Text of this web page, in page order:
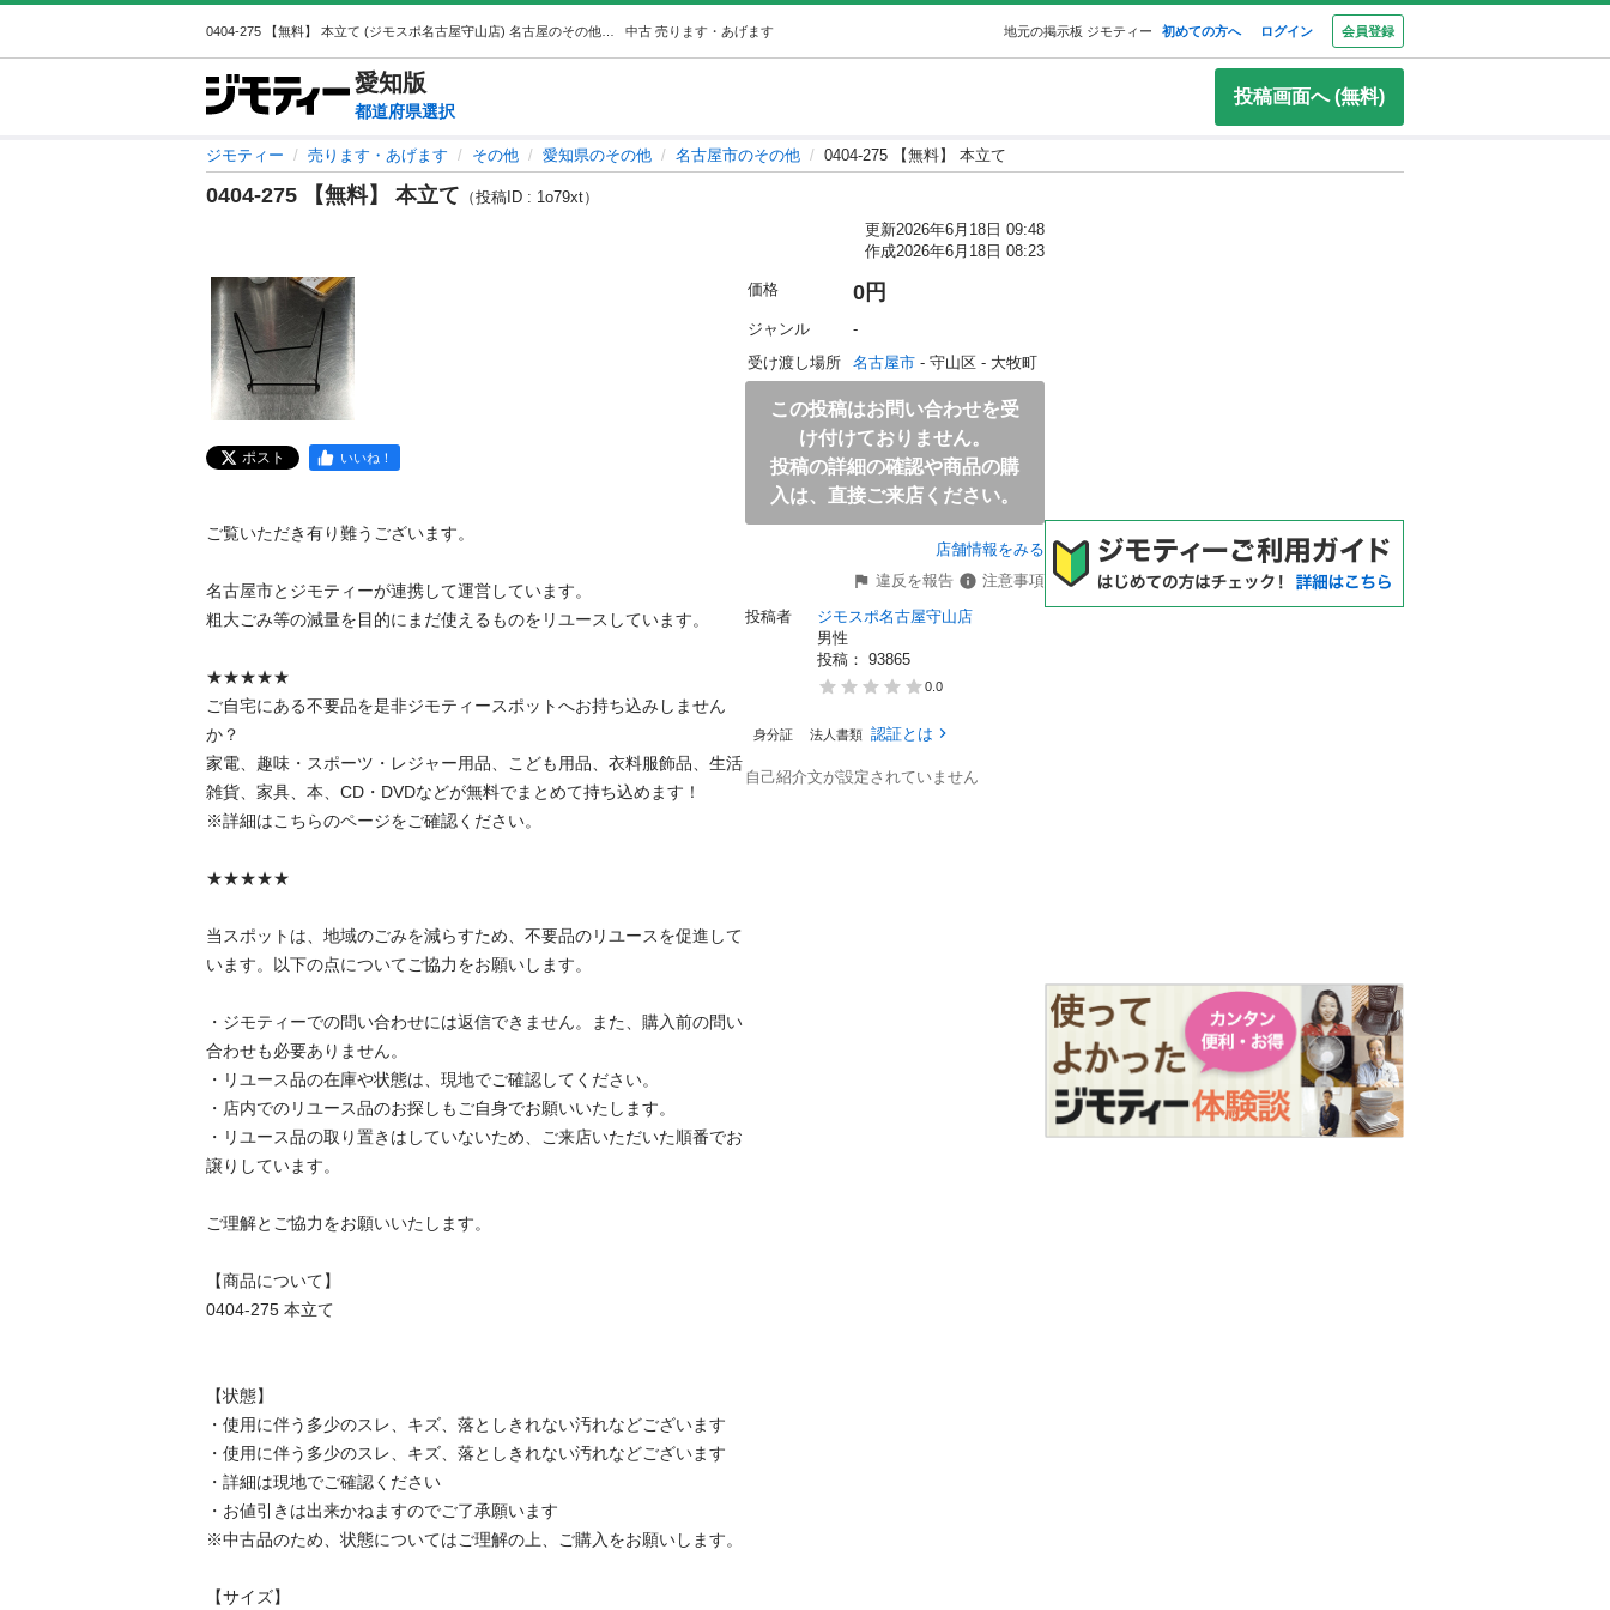
中古 売ります・あげます 地元の掲示板 ジモティー 初めての方へ ログイン 会員登録
愛知版
都道府県選択
投稿画面へ (無料)
ジモティー 売ります・あげます その他 愛知県のその他 名古屋市のその他 0404-275 【無料】 本立て
0404-275 【無料】 本立て （投稿ID : 1o79xt）
更新2026年6月18日 09:48
作成2026年6月18日 08:23
ポスト いいね！
ご覧いただき有り難うございます。
名古屋市とジモティーが連携して運営しています。
粗⼤ごみ等の減量を⽬的にまだ使えるものをリユースしています。
★★★★★
ご自宅にある不要品を是非ジモティースポットへお持ち込みしません
か？
家電、趣味・スポーツ・レジャー用品、こども用品、衣料服飾品、生活
雑貨、家具、本、CD・DVDなどが無料でまとめて持ち込めます！
※詳細はこちらのページをご確認ください。
★★★★★
当スポットは、地域のごみを減らすため、不要品のリユースを促進して
います。以下の点についてご協力をお願いします。
・ジモティーでの問い合わせには返信できません。また、購入前の問い
合わせも必要ありません。
・リユース品の在庫や状態は、現地でご確認してください。
・店内でのリユース品のお探しもご自身でお願いいたします。
・リユース品の取り置きはしていないため、ご来店いただいた順番でお
譲りしています。
ご理解とご協力をお願いいたします。
【商品について】
0404-275 本立て
【状態】
・使用に伴う多少のスレ、キズ、落としきれない汚れなどございます
・使用に伴う多少のスレ、キズ、落としきれない汚れなどございます
・詳細は現地でご確認ください
・お値引きは出来かねますのでご了承願います
※中古品のため、状態についてはご理解の上、ご購入をお願いします。
【サイズ】
価格 0円
ジャンル
-
受け渡し場所
名古屋市 - 守山区 - 大牧町
この投稿はお問い合わせを受
け付けておりません。
投稿の詳細の確認や商品の購
入は、直接ご来店ください。
店舗情報をみる
違反を報告
注意事項
投稿者
ジモスポ名古屋守山店
男性
投稿： 93865
0.0
身分証 法人書類 認証とは
自己紹介文が設定されていません